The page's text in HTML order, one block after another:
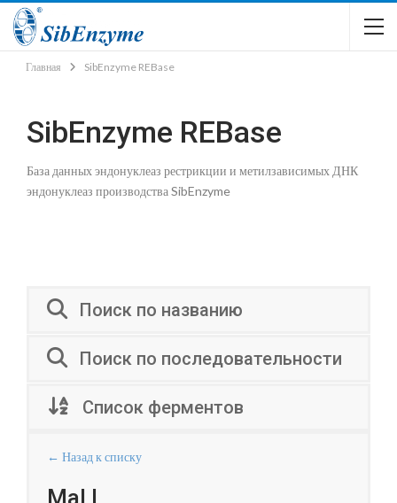
Главная SibEnzyme REBase
SibEnzyme REBase
База данных эндонуклеаз рестрикции и метилзависимых ДНК
эндонуклеаз производства SibEnzyme
Поиск по названию
Поиск по последовательности
Список ферментов
← Назад к списку
Mal I